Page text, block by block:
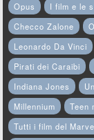
Opus
I film e le
Checco Zalone
Leonardo Da Vinci
Pirati dei Caraibi
Indiana Jones
Millennium
Teen
Tutti i film del